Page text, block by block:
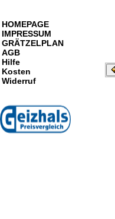
HOMEPAGE
IMPRESSUM
GRÄTZELPLAN
AGB
Hilfe
Kosten
Widerruf